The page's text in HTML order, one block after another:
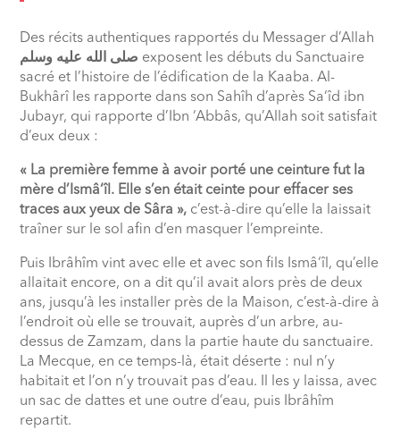
Des récits authentiques rapportés du Messager d’Allah
صلى الله عليه وسلم exposent les débuts du Sanctuaire
sacré et l’histoire de l’édification de la Kaaba. Al-
Bukhârî les rapporte dans son Sahîh d’après Sa‘îd ibn
Jubayr, qui rapporte d’Ibn ‘Abbâs, qu’Allah soit satisfait
d’eux deux :
« La première femme à avoir porté une ceinture fut la
mère d’Ismâ‘îl. Elle s’en était ceinte pour effacer ses
traces aux yeux de Sâra », c’est-à-dire qu’elle la laissait
traîner sur le sol afin d’en masquer l’empreinte.
Puis Ibrâhîm vint avec elle et avec son fils Ismâ‘îl, qu’elle
allaitait encore, on a dit qu’il avait alors près de deux
ans, jusqu’à les installer près de la Maison, c’est-à-dire à
l’endroit où elle se trouvait, auprès d’un arbre, au-
dessus de Zamzam, dans la partie haute du sanctuaire.
La Mecque, en ce temps-là, était déserte : nul n’y
habitait et l’on n’y trouvait pas d’eau. Il les y laissa, avec
un sac de dattes et une outre d’eau, puis Ibrâhîm
repartit.